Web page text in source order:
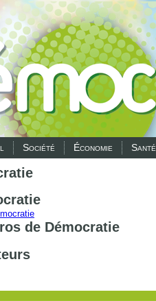
Société Économie Santé
de Démocratie